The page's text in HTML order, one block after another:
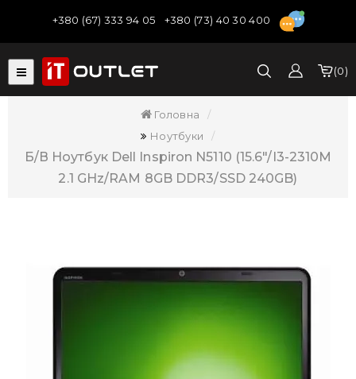
+380 (67) 333 94 05 +380 (73) 40 30 400
0
Головна
Ноутбуки
Б/В Ноутбук Dell Inspiron N5110 (15.6"/i3-2310M
2.1 GHz/RAM 8GB DDR3/SSD 240GB)